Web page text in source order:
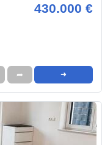
430.000 €
➦ ➜